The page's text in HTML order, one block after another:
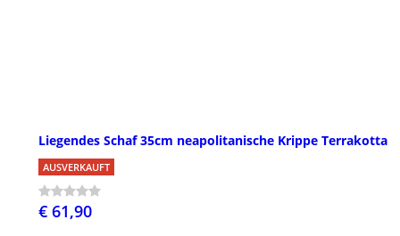
Liegendes Schaf 35cm neapolitanische Krippe Terrakotta
AUSVERKAUFT
€ 61,90